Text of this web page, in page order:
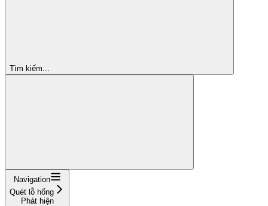
Tìm kiếm...
Navigation
Quét lỗ hổng
Phát hiện